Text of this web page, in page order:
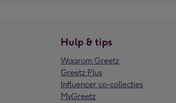
Hulp & tips
Waarom Greetz
Greetz Plus
Influencer co-collecties
MyGreetz